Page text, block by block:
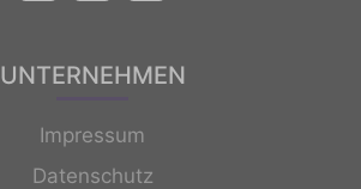
UNTERNEHMEN
Impressum
Datenschutz